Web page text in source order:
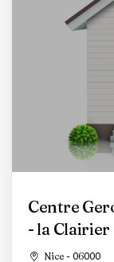
Centre
- la Clairier
Nice - 06000